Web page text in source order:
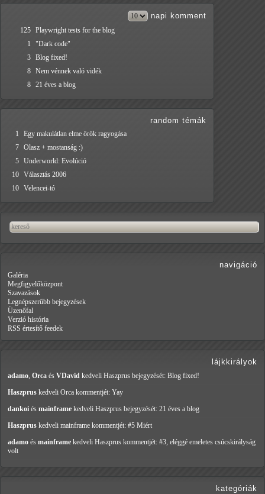
napi komment
125 Playwright tests for the blog
1
"Dark code"
3 Blog fixed!
8 Nem vénnek való vidék
8 21 éves a blog
random témák
1
Egy makulátlan elme örök ragyogása
7 Olasz + mostanság :)
5 Underworld: Evolúció
10 Választás 2006
10 Velencei-tó
navigáció
Galéria
Megfigyelőközpont
Szavazások
Legnépszerűbb bejegyzések
Üzenőfal
Verzió história
RSS értesítő feedek
lájkkirályok
adamo, Orca és VDavid kedveli Haszprus bejegyzését: Blog fixed!
Haszprus kedveli Orca kommentjét: Yay
dankoi és mainframe kedveli Haszprus bejegyzését: 21 éves a blog
Haszprus kedveli mainframe kommentjét: #5 Miért
adamo és mainframe kedveli Haszprus kommentjét: #3, eléggé emeletes csúcskirályság
volt
kategóriák